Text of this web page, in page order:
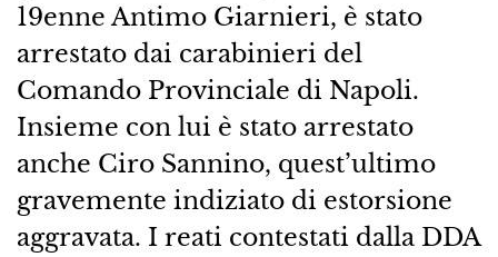
19enne Antimo Giarnieri, è stato
arrestato dai carabinieri del
Comando Provinciale di Napoli.
Insieme con lui è stato arrestato
anche Ciro Sannino, quest’ultimo
gravemente indiziato di estorsione
aggravata. I reati contestati dalla DDA